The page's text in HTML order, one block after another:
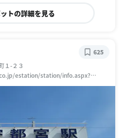
トの詳細を見る
１-２３
estation/station/info.aspx?
625